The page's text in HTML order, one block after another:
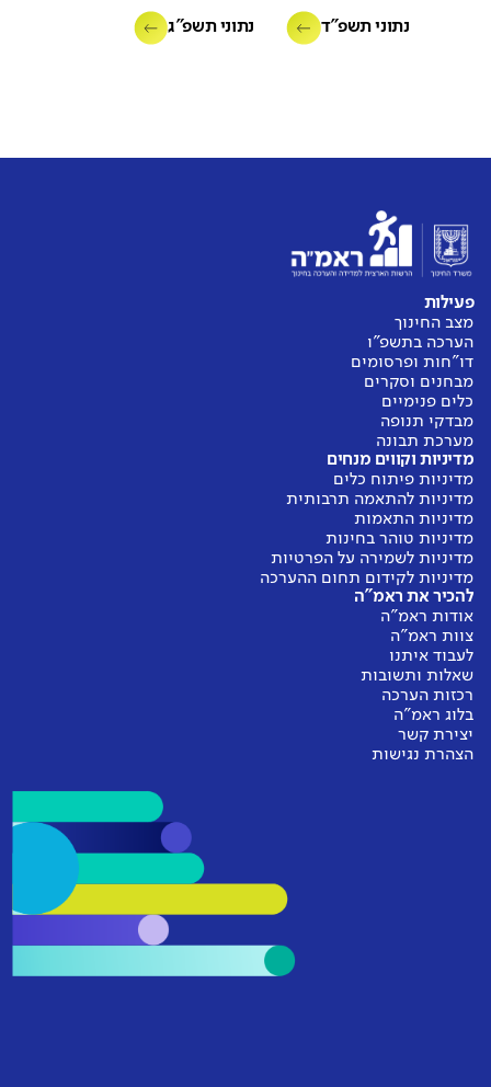
נתוני תשפ"ד נתוני תשפ"ג
פעילות
מצב החינוך
הערכה בתשפ"ו
דו"חות ופרסומים
מבחנים וסקרים
כלים פנימיים
מבדקי תנופה
מערכת תבונה
מדיניות וקווים מנחים
מדיניות פיתוח כלים
מדיניות להתאמה תרבותית
מדיניות התאמות
מדיניות טוהר בחינות
מדיניות לשמירה על הפרטיות
מדיניות לקידום תחום ההערכה
להכיר את ראמ"ה
אודות ראמ"ה
צוות ראמ"ה
לעבוד איתנו
שאלות ותשובות
רכזות הערכה
בלוג ראמ"ה
יצירת קשר
הצהרת נגישות